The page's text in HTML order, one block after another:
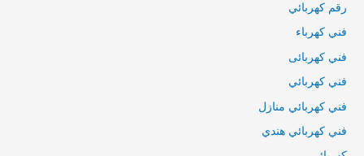
رقم كهربائي
فني كهرباء
فني كهربائى
فني كهربائي
فني كهربائي منازل
فني كهربائي هندي